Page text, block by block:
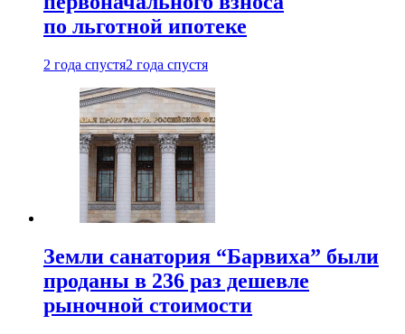
по льготной ипотеке
2 года спустя2 года спустя
Земли санатория “Барвиха” были
проданы в 236 раз дешевле
рыночной стоимости